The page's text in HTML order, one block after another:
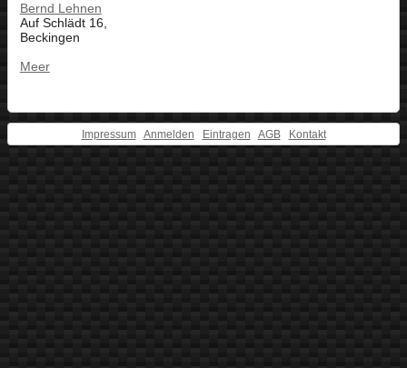
Bernd Lehnen
Auf Schlädt 16,
Beckingen
Meer
Impressum Anmelden Eintragen AGB Kontakt